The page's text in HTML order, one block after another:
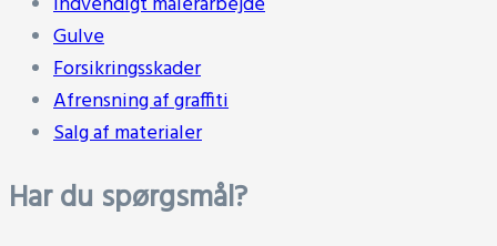
Gulve
Forsikringsskader
Afrensning af graffiti
Salg af materialer
Har du spørgsmål?